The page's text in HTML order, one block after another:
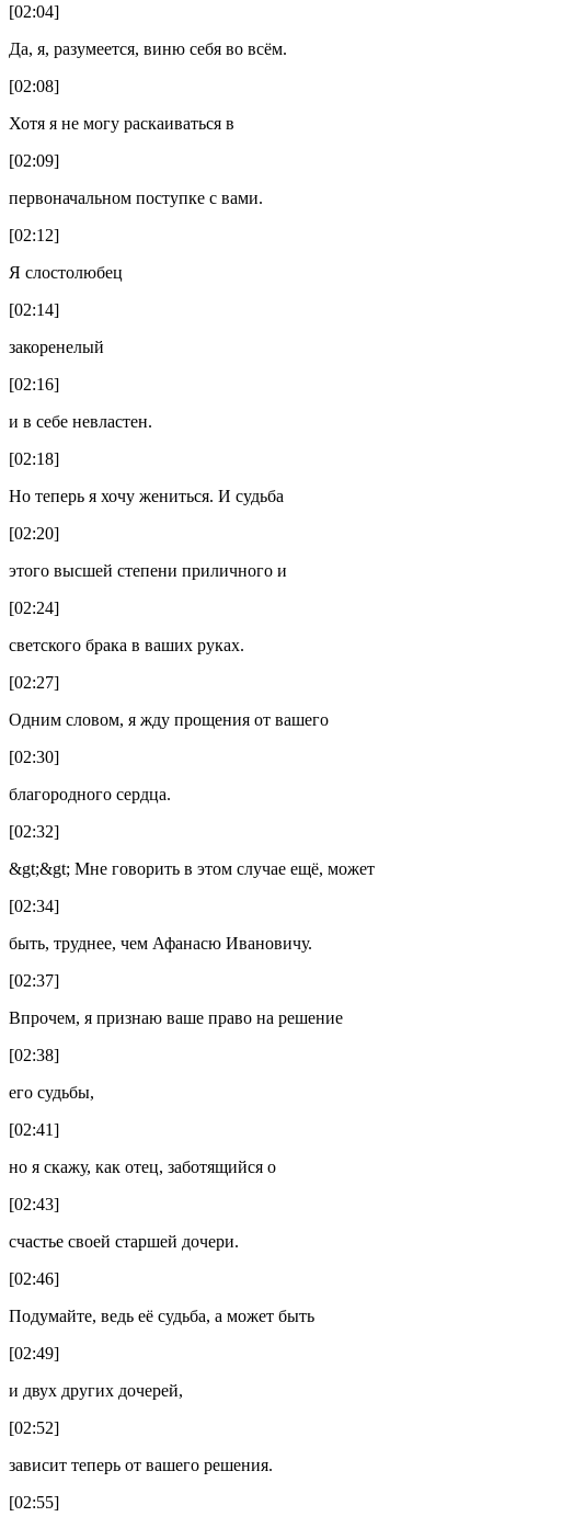
[02:04]
Да, я, разумеется, виню себя во всём.
[02:08]
Хотя я не могу раскаиваться в
[02:09]
первоначальном поступке с вами.
[02:12]
Я слостолюбец
[02:14]
закоренелый
[02:16]
и в себе невластен.
[02:18]
Но теперь я хочу жениться. И судьба
[02:20]
этого высшей степени приличного и
[02:24]
светского брака в ваших руках.
[02:27]
Одним словом, я жду прощения от вашего
[02:30]
благородного сердца.
[02:32]
&gt;&gt; Мне говорить в этом случае ещё, может
[02:34]
быть, труднее, чем Афанасю Ивановичу.
[02:37]
Впрочем, я признаю ваше право на решение
[02:38]
его судьбы,
[02:41]
но я скажу, как отец, заботящийся о
[02:43]
счастье своей старшей дочери.
[02:46]
Подумайте, ведь её судьба, а может быть
[02:49]
и двух других дочерей,
[02:52]
зависит теперь от вашего решения.
[02:55]